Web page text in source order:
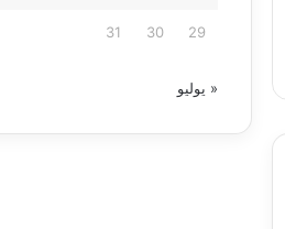
29
30
31
« يوليو